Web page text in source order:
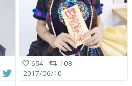
654
108
2017/06/10